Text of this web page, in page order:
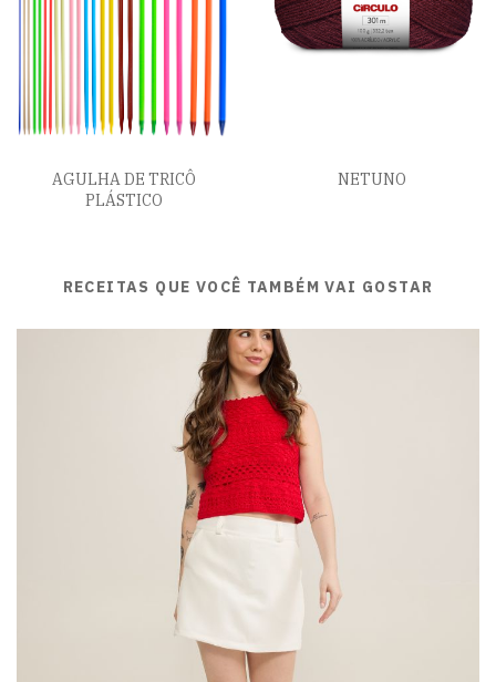
AGULHA DE TRICÔ
PLÁSTICO
NETUNO
RECEITAS QUE VOCÊ TAMBÉM VAI GOSTAR